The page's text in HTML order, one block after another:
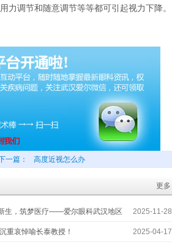
力调节和随意调节等等都可引起视力下降。
一篇： 高度近视怎么办
更多
生，筑梦医疗——爱尔眼科武汉地区 2025-11-28
重哀悼喻长泰教授！ 2025-04-17